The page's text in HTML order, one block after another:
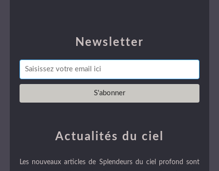
Newsletter
Actualités du ciel
Les nouveaux articles de Splendeurs du ciel profond sont